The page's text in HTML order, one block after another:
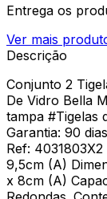
Entrega os
Ver mais
Descrição
Conjunto 2
De Vidro Bella
tampa #Tigelas
Garantia: 90
Ref:
9,5cm (A)
x 8cm (A)